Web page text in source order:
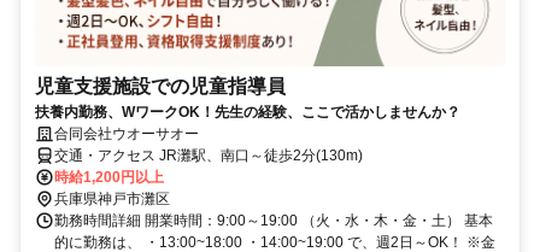
児童支援施設での児童指導員
扶養内勤務、WワークOK！先生の経験、ここで活かしませんか？
合同会社ウオーサオー
交通・アクセス JR灘駅、南口～徒歩2分(130m)
時給1,200円以上
兵庫県神戸市灘区
勤務時間詳細 開業時間：9:00～19:00 （火・水・木・金・土） 基本
的に勤務は、 ・13:00~18:00 ・14:00~19:00 で、週2日～OK！ ※金